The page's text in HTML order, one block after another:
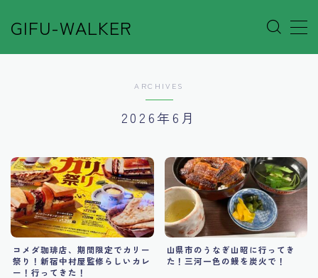
GIFU-WALKER
MENU
Event
Go out
Others
ARCHIVES
2026年6月
コメダ珈琲店、期間限定でカリー
祭り！新宿中村屋監修らしいカレ
ー！行ってきた！
山県市のうなぎ山昭に行ってき
た！三河一色の鰻を炭火で！